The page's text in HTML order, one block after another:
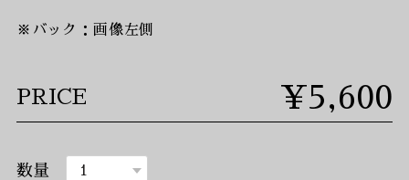
※バック：画像左側
PRICE ¥5,600
数量